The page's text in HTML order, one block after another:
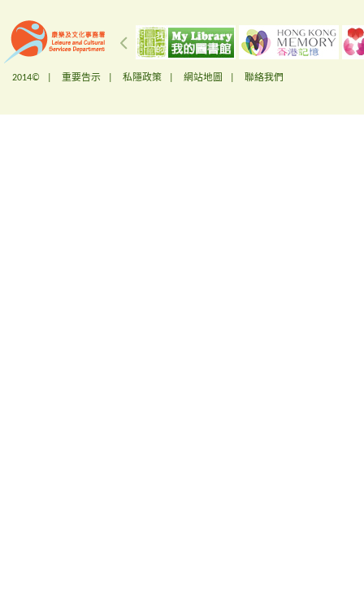
2014© | 重要告示 私隱政策 網站地圖 聯絡我們